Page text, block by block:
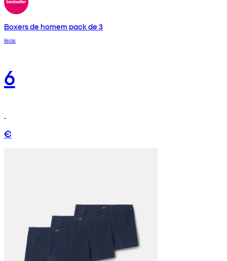
Boxers de homem pack de 3
lisas
6
€